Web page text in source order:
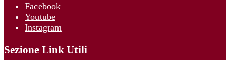
Facebook
Youtube
Instagram
Sezione Link Utili